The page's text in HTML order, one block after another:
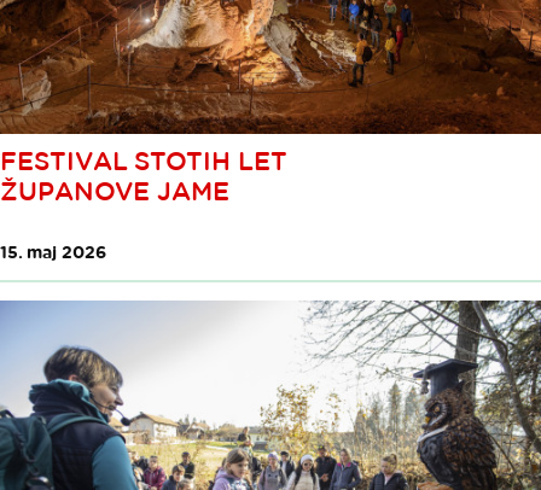
FESTIVAL STOTIH LET
ŽUPANOVE JAME
15. maj 2026